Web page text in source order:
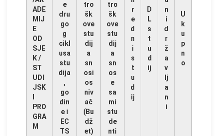
ADE
MIJ
E
OD
SJE
K /
ST
UDI
JSK
PRO
GRA
M
e
dru
go
g
cikl
usa
stu
dija
,
go
din
e i
EC
TS
tro
šk
ove
stu
dij
a
sn
osi
os
niv
ač
(Bu
dž
et)
tro
šk
ove
stu
dij
a
sn
os
e
sa
mi
stu
de
nti
r
e
d
n
i
s
t
u
d
ij
D
L
s
t
u
d
ij
n
i
d
r
ž
a
v
lj
a
n
i
U
k
u
p
n
o